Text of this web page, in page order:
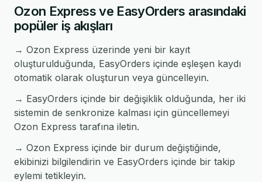
Ozon Express ve EasyOrders arasındaki
popüler iş akışları
→ Ozon Express üzerinde yeni bir kayıt
oluşturulduğunda, EasyOrders içinde eşleşen kaydı
otomatik olarak oluşturun veya güncelleyin.
→ EasyOrders içinde bir değişiklik olduğunda, her iki
sistemin de senkronize kalması için güncellemeyi
Ozon Express tarafına iletin.
→ Ozon Express içinde bir durum değiştiğinde,
ekibinizi bilgilendirin ve EasyOrders içinde bir takip
eylemi tetikleyin.